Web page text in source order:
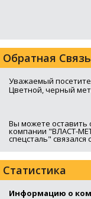
Обратная Связь
Уважаемый
Цветной, черный
Вы можете оставить
компании "ВЛАСТ-
спецсталь" связался
Статистика
Информацию о